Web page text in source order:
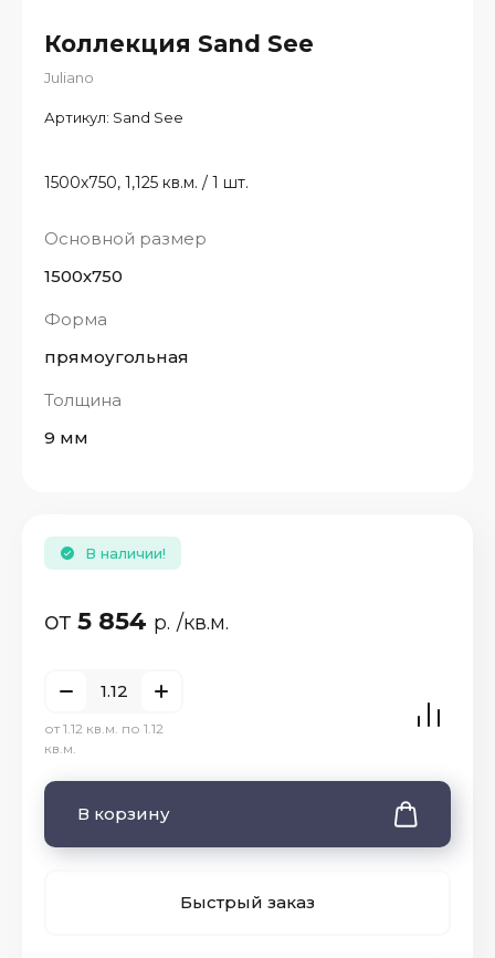
Коллекция Sand See
Juliano
Артикул: Sand See
1500х750, 1,125 кв.м. / 1 шт.
Основной размер
1500х750
Форма
прямоугольная
Толщина
9 мм
В наличии!
от 5 854 р. /кв.м.
от 1.12 кв.м. по 1.12
кв.м.
В корзину
Быстрый заказ